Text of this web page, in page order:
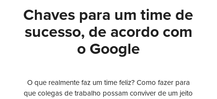
Chaves para um time de
sucesso, de acordo com
o Google
O que realmente faz um time feliz? Como fazer para
que colegas de trabalho possam conviver de um jeito